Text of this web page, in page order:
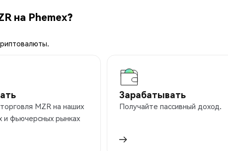
на Phemex?
MZR на наших
и фьючерсных рынках
Зарабатывать
Получайте пассивный доход.